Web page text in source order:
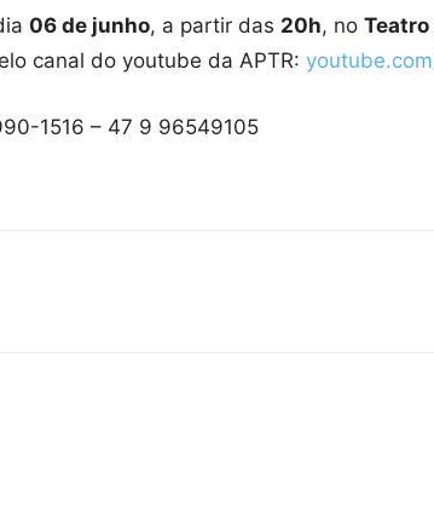
06 de junho, a partir das 20h, no Teatro
canal do youtube da APTR:
1516 – 47 9 96549105